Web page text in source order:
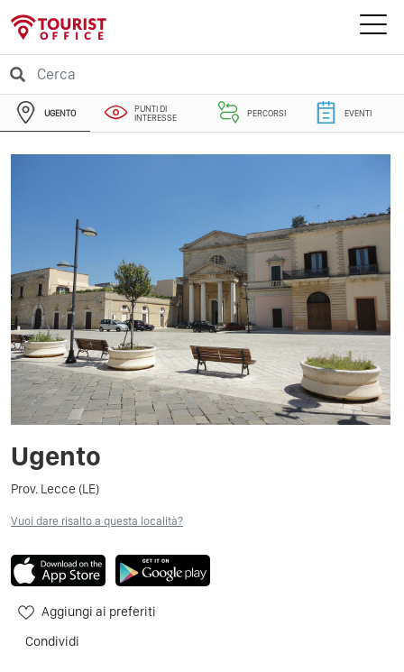
UGENTO
PUNTI DI
INTERESSE
PERCORSI EVENTI
Ugento
Prov. Lecce (LE)
Vuoi dare risalto a questa località?
Aggiungi ai preferiti
Condividi